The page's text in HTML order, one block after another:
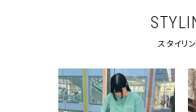
スタイリ